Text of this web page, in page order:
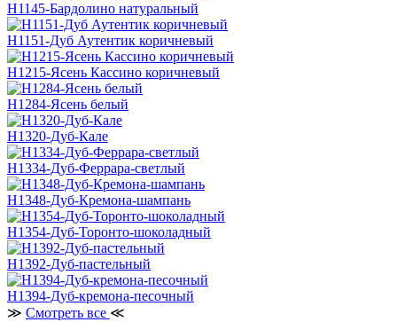
H1145-Бардолино натуральный
H1151-Дуб Аутентик коричневый
H1215-Ясень Кассино коричневый
H1284-Ясень белый
H1320-Дуб-Кале
H1334-Дуб-Феррара-светлый
H1348-Дуб-Кремона-шампань
H1354-Дуб-Торонто-шоколадный
H1392-Дуб-пастельный
H1394-Дуб-кремона-песочный
≫ Смотреть все ≪